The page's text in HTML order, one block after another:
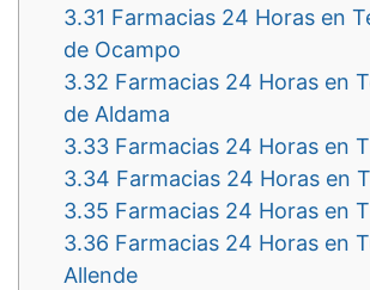
3.31 Farmacias 24 Horas en
de Ocampo
3.32 Farmacias 24 Horas en
de Aldama
3.33 Farmacias 24 Horas en
3.34 Farmacias 24 Horas en
3.35 Farmacias 24 Horas en
3.36 Farmacias 24 Horas en
Allende